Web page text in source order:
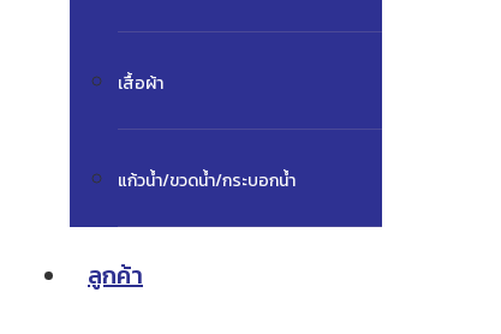
เสื้อผ้า
แก้วน้ำ/ขวดน้ำ/กระบอกน้ำ
ลูกค้า